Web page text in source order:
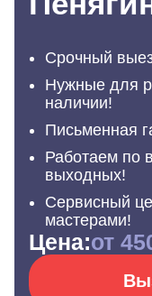
Срочный
Нужные для
наличии!
Письменная
Работаем по
выходных!
Сервисный
мастерами!
Цена:от